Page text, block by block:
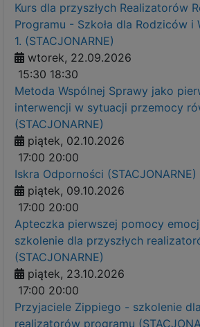
Kurs dla przyszłych Realizatorów
Programu - Szkoła dla Rodziców
1. (STACJONARNE)
wtorek, 22.09.2026
15:30 18:30
Metoda Wspólnej Sprawy jako
interwencji w sytuacji przemocy
(STACJONARNE)
piątek, 02.10.2026
17:00 20:00
Iskra Odporności (STACJONARNE)
piątek, 09.10.2026
17:00 20:00
Apteczka pierwszej pomocy
szkolenie dla przyszłych
(STACJONARNE)
piątek, 23.10.2026
17:00 20:00
Przyjaciele Zippiego - szkolenie
realizatorów programu